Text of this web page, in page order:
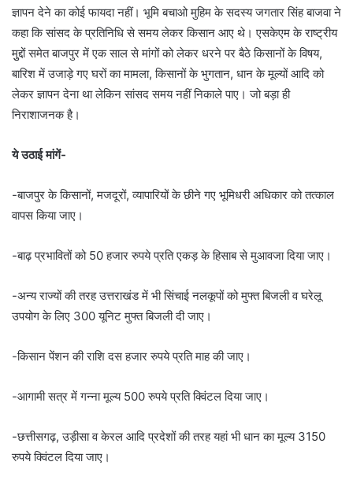
ज्ञापन देने का कोई फायदा नहीं। भूमि बचाओ मुहिम के सदस्य जगतार सिंह बाजवा ने
कहा कि सांसद के प्रतिनिधि से समय लेकर किसान आए थे। एसकेएम के राष्ट्रीय
मुुद्दों समेत बाजपुर में एक साल से मांगों को लेकर धरने पर बैठे किसानों के विषय,
बारिश में उजाड़े गए घरों का मामला, किसानों के भुगतान, धान के मूल्यों आदि को
लेकर ज्ञापन देना था लेकिन सांसद समय नहीं निकाले पाए। जो बड़ा ही
निराशाजनक है।
ये उठाई मांगें-
-बाजपुर के किसानों, मजदूरों, व्यापारियों के छीने गए भूमिधरी अधिकार को तत्काल
वापस किया जाए।
-बाढ़ प्रभावितों को 50 हजार रुपये प्रति एकड़ के हिसाब से मुआवजा दिया जाए।
-अन्य राज्यों की तरह उत्तराखंड में भी सिंचाई नलकूपों को मुफ्त बिजली व घरेलू
उपयोग के लिए 300 यूनिट मुफ्त बिजली दी जाए।
-किसान पेंशन की राशि दस हजार रुपये प्रति माह की जाए।
-आगामी सत्र में गन्ना मूल्य 500 रुपये प्रति क्विंटल दिया जाए।
-छत्तीसगढ़, उड़ीसा व केरल आदि प्रदेशों की तरह यहां भी धान का मूल्य 3150
रुपये क्विंटल दिया जाए।